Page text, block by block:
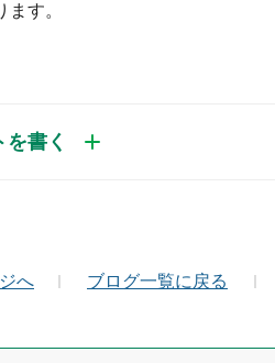
ます。
を書く
へ ブログ一覧に戻る